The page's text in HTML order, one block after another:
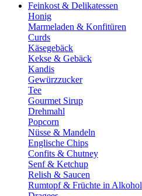
Feinkost & Delikatessen
Honig
Marmeladen & Konfitüren
Curds
Käsegebäck
Kekse & Gebäck
Kandis
Gewürzzucker
Tee
Gourmet Sirup
Drehmahl
Popcorn
Nüsse & Mandeln
Englische Chips
Confits & Chutney
Senf & Ketchup
Relish & Saucen
Rumtopf & Früchte in Alkohol